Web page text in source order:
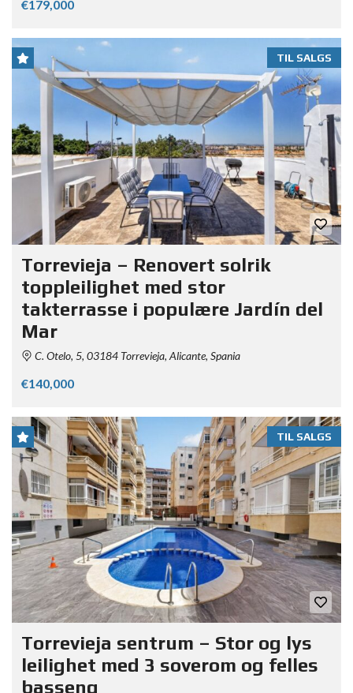
€179,000
TIL SALGS
Torrevieja – Renovert solrik
toppleilighet med stor
takterrasse i populære Jardín del
Mar
C. Otelo, 5, 03184 Torrevieja, Alicante, Spania
€140,000
TIL SALGS
Torrevieja sentrum – Stor og lys
leilighet med 3 soverom og felles
basseng